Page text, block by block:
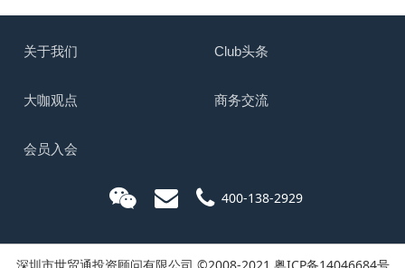
关于我们 Club头条
大咖观点 商务交流
会员入会
400-138-2929